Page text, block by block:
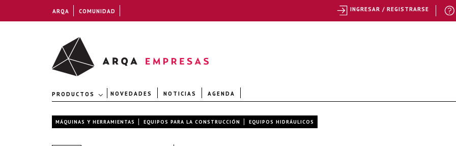
PRODUCTOS NOVEDADES NOTICIAS AGENDA
MÁQUINAS Y HERRAMIENTAS EQUIPOS PARA LA CONSTRUCCIÓN EQUIPOS HIDRÁULICOS
ARQA COMUNIDAD INGRESAR / REGISTRARSE